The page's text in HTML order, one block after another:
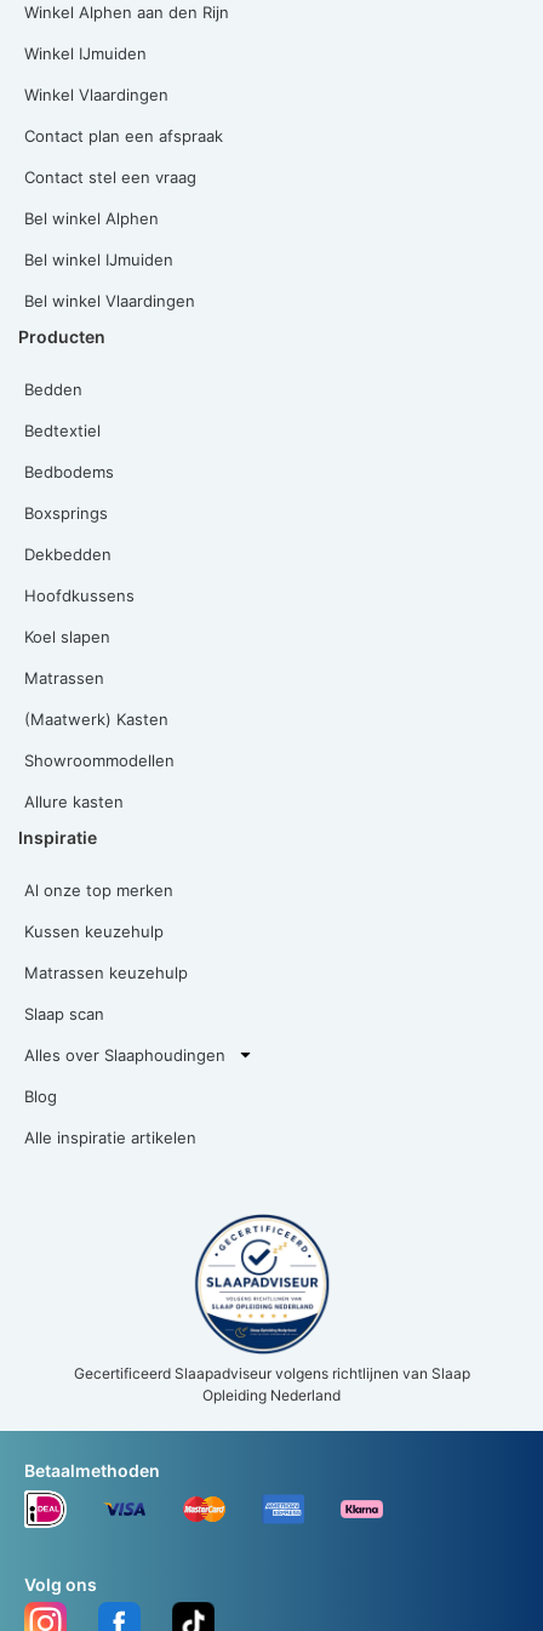
Winkel Alphen aan den Rijn
Winkel IJmuiden
Winkel Vlaardingen
Contact plan een afspraak
Contact stel een vraag
Bel winkel Alphen
Bel winkel IJmuiden
Bel winkel Vlaardingen
Producten
Bedden
Bedtextiel
Bedbodems
Boxsprings
Dekbedden
Hoofdkussens
Koel slapen
Matrassen
(Maatwerk) Kasten
Showroommodellen
Allure kasten
Inspiratie
Al onze top merken
Kussen keuzehulp
Matrassen keuzehulp
Slaap scan
Alles over Slaaphoudingen
Blog
Alle inspiratie artikelen
Gecertificeerd Slaapadviseur volgens richtlijnen van Slaap
Opleiding Nederland
Volg ons
Betaalmethoden